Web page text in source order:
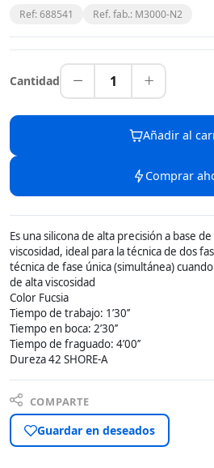
Ref: 688541 Ref. fab.: M3000-N2
Cantidad 1
Añadir al
Comprar
Es una silicona de alta precisión a base
viscosidad, ideal para la técnica de dos
técnica de fase única (simultánea)
de alta viscosidad
Color Fucsia
Tiempo de trabajo: 1’30’’
Tiempo en boca: 2’30’’
Tiempo de fraguado: 4’00’’
Dureza 42 SHORE-A
COMPARTE
Guardar en deseados